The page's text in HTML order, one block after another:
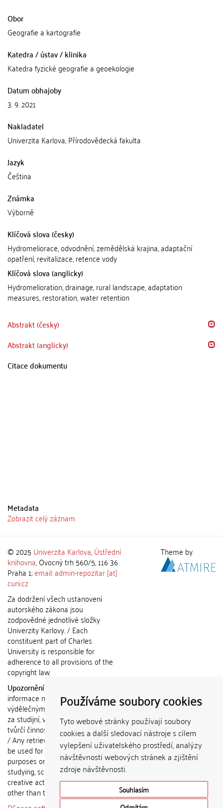
Používáme soubory cookies
Tyto webové stránky používají soubory
cookies a další sledovací nástroje s cílem
vylepšení uživatelského prostředí, analýzy
návštěvnosti webových stránek a zjištění
zdroje návštěvnosti.
Souhlasím
Obor
Geografie a kartografie
Katedra / ústav / klinika
Katedra fyzické geografie a geoekologie
Datum obhajoby
3. 9. 2021
Nakladatel
Univerzita Karlova, Přírodovědecká fakulta
Jazyk
Čeština
Známka
Výborně
Klíčová slova (česky)
Hydromeliorace, odvodnění, zemědělská krajina, adaptační
opatření, revitalizace, retence vody
Klíčová slova (anglicky)
Hydromelioration, drainage, rural landscape, adaptation
measures, restoration, water retention
Abstrakt (česky)
Abstrakt (anglicky)
Citace dokumentu
Metadata
Zobrazit celý záznam
© 2025 Univerzita Karlova,Ústřední
knihovna, Ovocný trh 560/5, 116 36
Praha 1;email: admin-repozitar [at]
cuni.cz
Za dodržení všech ustanovení
autorského zákona jsou
zodpovědné jednotlivé složky
Univerzity Karlovy. / Each
constituent part of Charles
University is responsible for
adherence to all provisions of the
copyright law.
Upozornění / Notice:
informace nemohou být použity k
výdělečným účelům nebo vydávány
za studijní, vědeckou nebo jinou
tvůrčí činnost jiné osoby než autora.
/ Any retrieved information shall not
be used for any commercial
purposes or claimed as results of
studying, scientific or any other
creative activities of any person
other than the author.
Theme by